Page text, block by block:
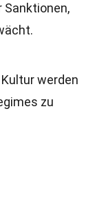
werden
zu